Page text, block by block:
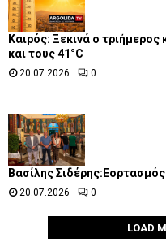
Καιρός: Ξεκινά ο
και τους 41°C
20.07.2026 0
Βασίλης
20.07.2026 0
LOAD